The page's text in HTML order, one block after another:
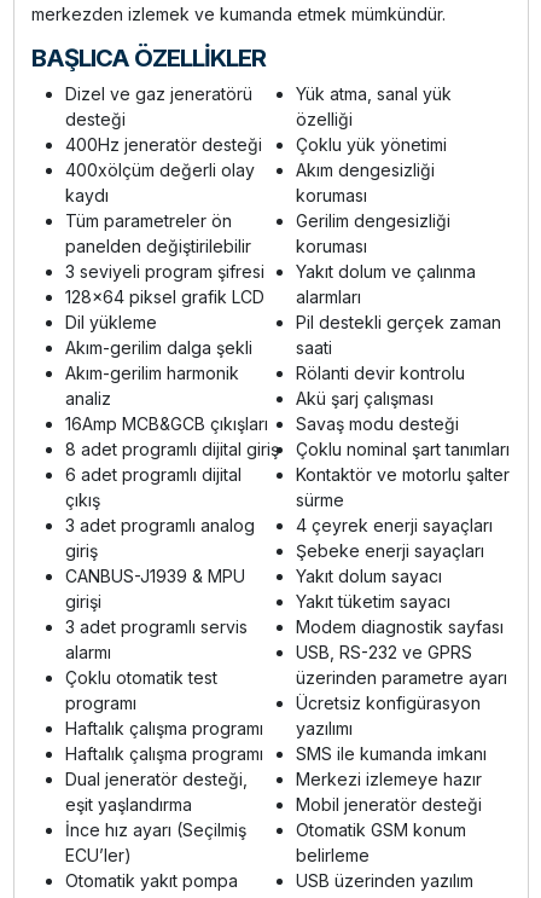
merkezden izlemek ve kumanda etmek mümkündür.
BAŞLICA ÖZELLİKLER
Dizel ve gaz jeneratörü
desteği
400Hz jeneratör desteği
400xölçüm değerli olay
kaydı
Tüm parametreler ön
panelden değiştirilebilir
3 seviyeli program şifresi
128x64 piksel grafik LCD
Dil yükleme
Akım-gerilim dalga şekli
Akım-gerilim harmonik
analiz
16Amp MCB&GCB çıkışları
8 adet programlı dijital giriş
6 adet programlı dijital
çıkış
3 adet programlı analog
giriş
CANBUS-J1939 & MPU
girişi
3 adet programlı servis
alarmı
Çoklu otomatik test
programı
Haftalık çalışma programı
Haftalık çalışma programı
Dual jeneratör desteği,
eşit yaşlandırma
İnce hız ayarı (Seçilmiş
ECU’ler)
Otomatik yakıt pompa
Yük atma, sanal yük
özelliği
Çoklu yük yönetimi
Akım dengesizliği
koruması
Gerilim dengesizliği
koruması
Yakıt dolum ve çalınma
alarmları
Pil destekli gerçek zaman
saati
Rölanti devir kontrolu
Akü şarj çalışması
Savaş modu desteği
Çoklu nominal şart tanımları
Kontaktör ve motorlu şalter
sürme
4 çeyrek enerji sayaçları
Şebeke enerji sayaçları
Yakıt dolum sayacı
Yakıt tüketim sayacı
Modem diagnostik sayfası
USB, RS-232 ve GPRS
üzerinden parametre ayarı
Ücretsiz konfigürasyon
yazılımı
SMS ile kumanda imkanı
Merkezi izlemeye hazır
Mobil jeneratör desteği
Otomatik GSM konum
belirleme
USB üzerinden yazılım